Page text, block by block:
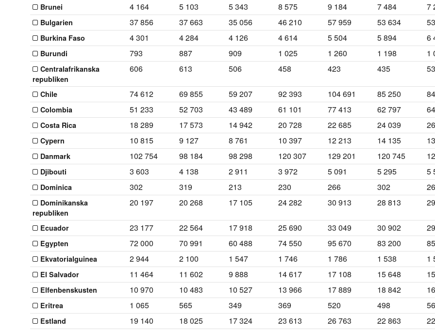
Brunei 4 164 5 103 5 343 8 575 9 184 7 484 7
Bulgarien 37 856 37 663 35 056 46 210 57 959 53 634
Burkina Faso 4 301 4 284 4 126 4 614 5 504 5 894 6
Burundi 793 887 909 1 025 1 260 1 198 1
Centralafrikanska
republiken
606 613 506 458 423 435
Chile 74 612 69 855 59 207 92 393 104 691 85 250
Colombia 51 233 52 703 43 489 61 101 77 413 62 797
Costa Rica 18 289 17 573 14 942 20 728 22 685 24 039
Cypern 10 815 9 127 8 761 10 397 12 213 14 135
Danmark 102 754 98 184 98 298 120 307 129 201 120 745
Djibouti 3 603 4 138 2 911 3 972 5 091 5 295 5
Dominica 302 319 213 230 266 302
Dominikanska
republiken
20 197 20 268 17 105 24 282 30 913 28 813
Ecuador 23 177 22 564 17 918 25 690 33 049 30 902
Egypten 72 000 70 991 60 488 74 550 95 670 83 200
Ekvatorialguinea 2 944 2 100 1 547 1 746 1 786 1 538 1
El Salvador 11 464 11 602 9 888 14 617 17 108 15 648
Elfenbenskusten 10 970 10 483 10 527 13 966 17 889 18 842
Eritrea 1 065 565 349 369 520 498
Estland 19 140 18 025 17 324 23 613 26 763 22 863